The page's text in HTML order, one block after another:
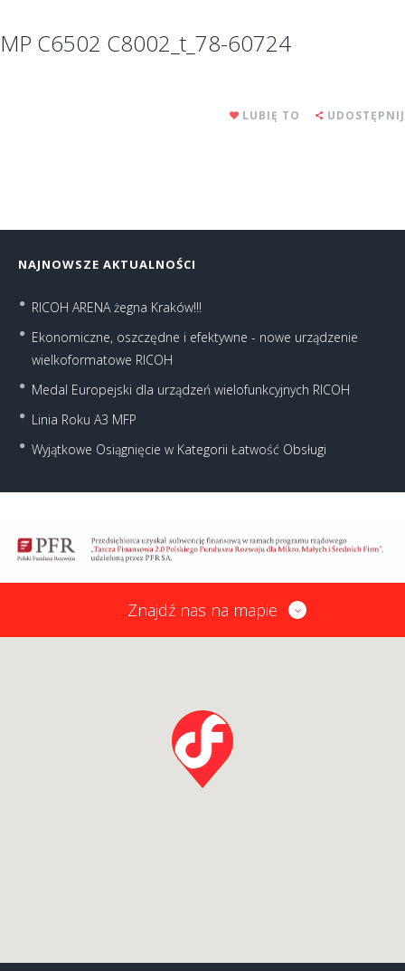
MP C6502 C8002_t_78-60724
LUBIĘ TO UDOSTĘPNIJ
NAJNOWSZE AKTUALNOŚCI
RICOH ARENA żegna Kraków!!!
Ekonomiczne, oszczędne i efektywne - nowe urządzenie
wielkoformatowe RICOH
Medal Europejski dla urządzeń wielofunkcyjnych RICOH
Linia Roku A3 MFP
Wyjątkowe Osiągnięcie w Kategorii Łatwość Obsługi
Znajdź nas na mapie